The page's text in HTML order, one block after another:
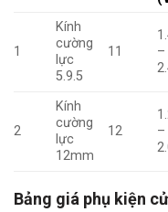
1
Kính
cường
lực
5.9.5
11
–
2
Kính
cường
lực
12mm
12
–
Bảng giá phụ kiện